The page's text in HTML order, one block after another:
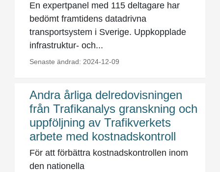
En expertpanel med 115 deltagare har
bedömt framtidens datadrivna
transportsystem i Sverige. Uppkopplade
infrastruktur- och...
Senaste ändrad: 2024-12-09
Andra årliga delredovisningen
från Trafikanalys granskning och
uppföljning av Trafikverkets
arbete med kostnadskontroll
För att förbättra kostnadskontrollen inom
den nationella